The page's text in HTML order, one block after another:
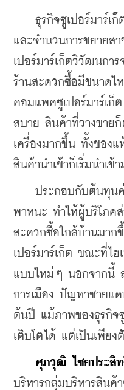
ธุรกิจซูเปอร์มาร์เก็ต
และจำนวนการขยายส
เปอร์มาร์เก็ตวิวัฒนกา
ร้านสะดวกซื้อมีขนาดใ
คอมแพคซูเปอร์มาร์เก็
สบาย สินค้าที่วางขาย
เครื่องมากขึ้น ทั้งของ
สินค้านำเข้าก็เริ่มนำเข้
ประกอบกับต้นทุนค่า
พาหนะ ทำให้ผู้บริโภค
สะดวกซื้อใกล้บ้านมาก
เปอร์มาร์เก็ต ขณะที่ไฮ
แบบใหม่ๆ นอกจากนี้
การเมือง ปัญหาชายแ
ต้นปี แม้ภาพของธุรกิจซู
เติบโตได้ แต่เป็นเพียง
ศุภวุฒิ ไชยประสิ
บริหารกลุ่มบริหารสินค้